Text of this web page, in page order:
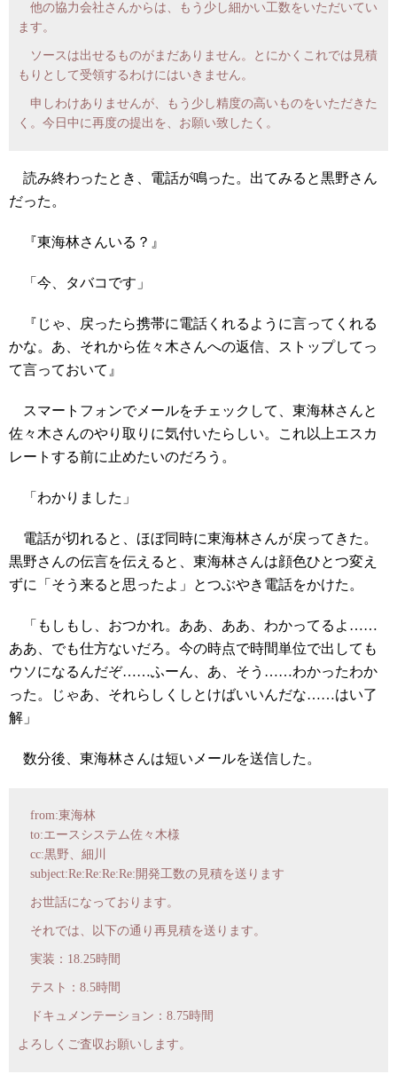
他の協力会社さんからは、もう少し細かい工数をいただいてい
ます。
ソースは出せるものがまだありません。とにかくこれでは見積
もりとして受領するわけにはいきません。
申しわけありませんが、もう少し精度の高いものをいただきた
く。今日中に再度の提出を、お願い致したく。
読み終わったとき、電話が鳴った。出てみると黒野さん
だった。
『東海林さんいる？』
「今、タバコです」
『じゃ、戻ったら携帯に電話くれるように言ってくれる
かな。あ、それから佐々木さんへの返信、ストップしてっ
て言っておいて』
スマートフォンでメールをチェックして、東海林さんと
佐々木さんのやり取りに気付いたらしい。これ以上エスカ
レートする前に止めたいのだろう。
「わかりました」
電話が切れると、ほぼ同時に東海林さんが戻ってきた。
黒野さんの伝言を伝えると、東海林さんは顔色ひとつ変え
ずに「そう来ると思ったよ」とつぶやき電話をかけた。
「もしもし、おつかれ。ああ、ああ、わかってるよ……
ああ、でも仕方ないだろ。今の時点で時間単位で出しても
ウソになるんだぞ……ふーん、あ、そう……わかったわか
った。じゃあ、それらしくしとけばいいんだな……はい了
解」
数分後、東海林さんは短いメールを送信した。
from:東海林
to:エースシステム佐々木様
cc:黒野、細川
subject:Re:Re:Re:Re:開発工数の見積を送ります
お世話になっております。
それでは、以下の通り再見積を送ります。
実装：18.25時間
テスト：8.5時間
ドキュメンテーション：8.75時間
よろしくご査収お願いします。